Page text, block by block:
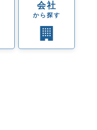
会社
から探す